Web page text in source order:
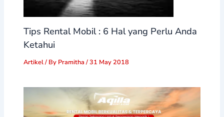
Tips Rental Mobil : 6 Hal yang Perlu Anda
Ketahui
Artikel/ By Pramitha/31 May 2018